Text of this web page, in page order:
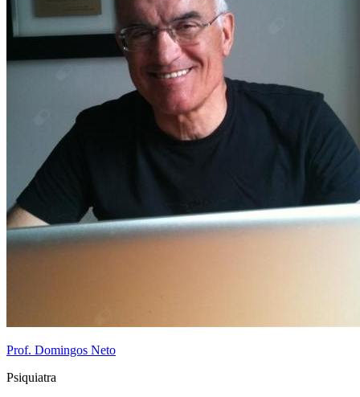
Prof. Domingos Neto
Psiquiatra